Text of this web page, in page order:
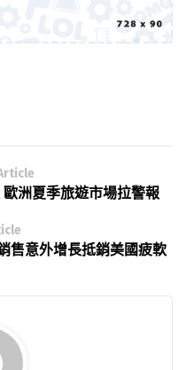
洲夏季旅遊市場拉警報
售意外增長抵銷美國疲軟